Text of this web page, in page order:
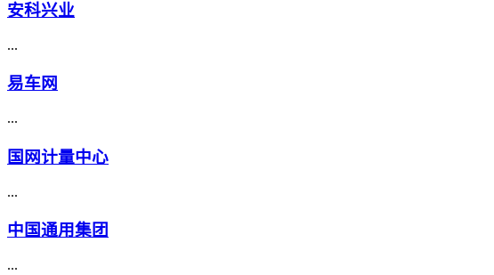
安科兴业
...
易车网
...
国网计量中心
...
中国通用集团
...